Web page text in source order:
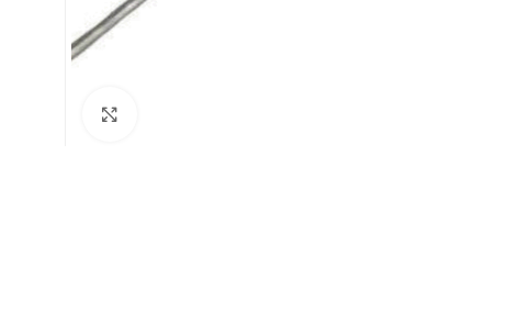
contact@moussasoft.com
moussasoft.diy
moussasoft